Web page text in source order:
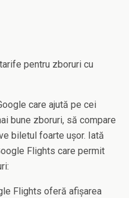
pentru zboruri cu
care ajută pe cei
bune zboruri, să compare
biletul foarte ușor. Iată
Flights care permit
Flights oferă afișarea